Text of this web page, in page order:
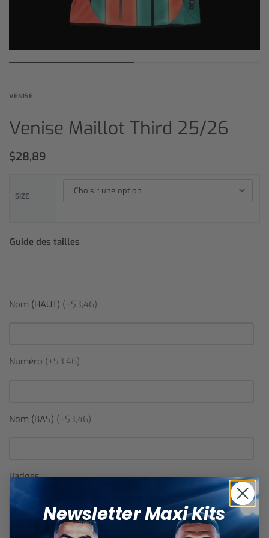
VENISE
Venise Maillot Third 25/26
$28,89
SIZE
Guide des tailles
Nom (HAUT) (+$3,46)
Numéro (+$3,46)
Nom (BAS) (+$3,46)
Badges
Newsletter Maxi Kits